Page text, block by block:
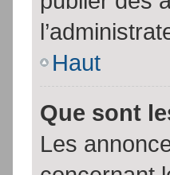
Haut
Que sont
Les